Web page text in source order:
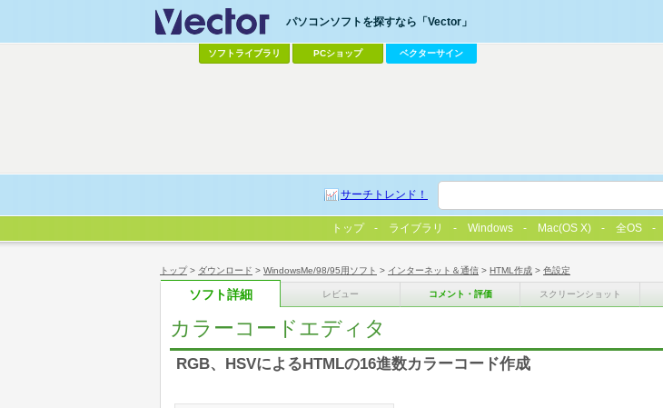
トップ> ダウンロード > WindowsMe/98/95用ソフト > インターネット＆通信 > HTML作成 > 色設定
ソフト詳細 レビュー コメント・評価 スクリーンショット
カラーコードエディタ
RGB、HSVによるHTMLの16進数カラーコード作成
パソコンソフトを探すなら「Vector」
ソフトライブラリ PCショップ ベクターサイン
サーチトレンド！
トップ ライブラリ Windows Mac(OS X) 全OS